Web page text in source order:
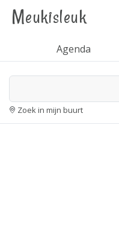
Meukisleuk
Agenda
Zoek in mijn buurt